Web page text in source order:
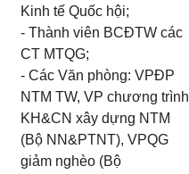
Kinh tế Quốc hội;
- Thành viên BCĐTW các
CT MTQG;
- Các Văn phòng: VPĐP
NTM TW, VP chương trình
KH&CN xây dựng NTM
(Bộ NN&PTNT), VPQG
giảm nghèo (Bộ